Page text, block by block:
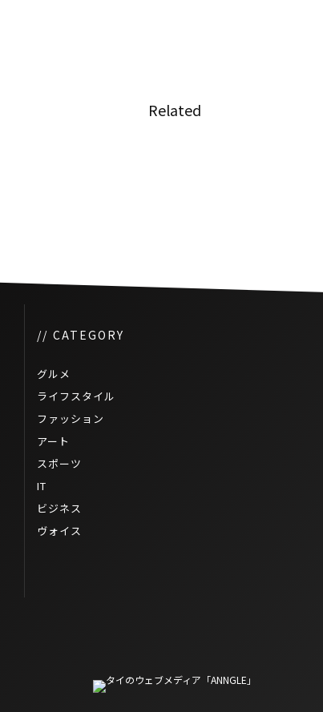
Related
// CATEGORY
グルメ
ライフスタイル
ファッション
アート
スポーツ
IT
ビジネス
ヴォイス